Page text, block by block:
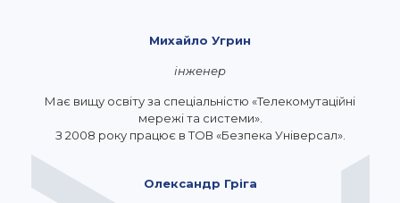
Михайло Угрин
інженер
Має вищу освіту за спеціальністю «Телекомутаційні
мережі та системи».
З 2008 року працює в ТОВ «Безпека Універсал».
Олександр Гріга